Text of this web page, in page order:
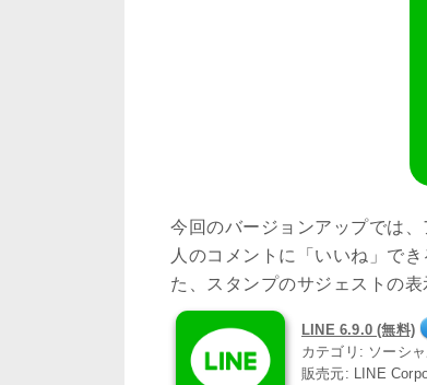
今回のバージョンアップでは
人のコメントに「いいね」で
た、スタンプのサジェストの
LINE 6.9.0 (無料)
カテゴリ: ソーシ
販売元: LINE